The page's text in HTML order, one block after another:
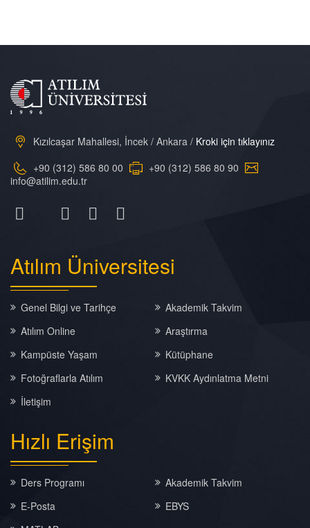
Kızılcaşar Mahallesi, İncek / Ankara / Kroki için tıklayınız
+90 (312) 586 80 00
+90 (312) 586 80 90
info@atilim.edu.tr
Atılım Üniversitesi
Genel Bilgi ve Tarihçe
Akademik Takvim
Atılım Online
Araştırma
Kampüste Yaşam
Kütüphane
Fotoğraflarla Atılım
KVKK Aydınlatma Metni
İletişim
Hızlı Erişim
Ders Programı
Akademik Takvim
E-Posta
EBYS